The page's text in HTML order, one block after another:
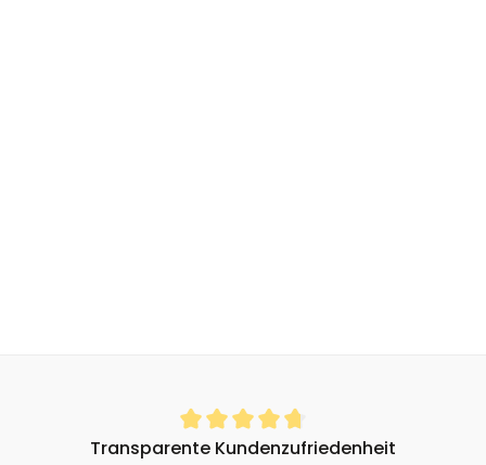
Durchschnittliche Bewertung von 4.8 von 5 Sternen
Transparente Kundenzufriedenheit